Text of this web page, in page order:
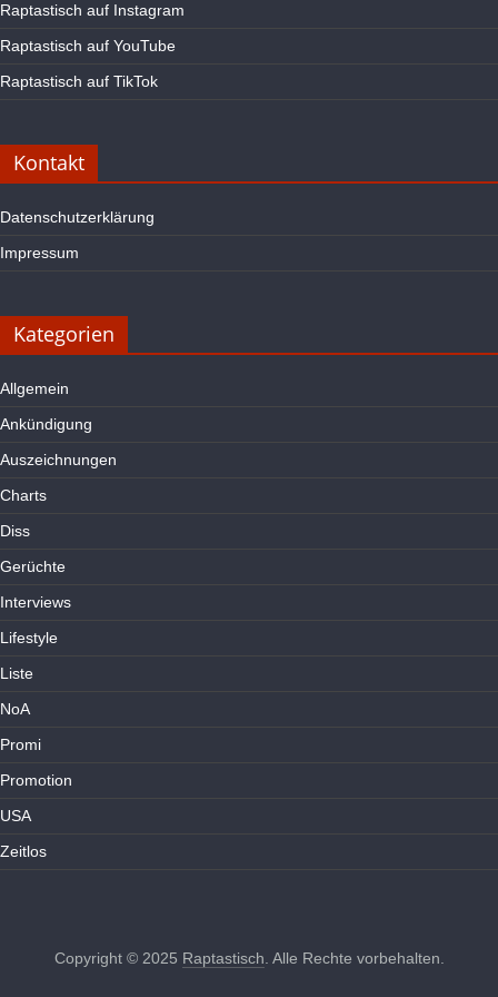
Raptastisch auf Instagram
Raptastisch auf YouTube
Raptastisch auf TikTok
Kontakt
Datenschutzerklärung
Impressum
Kategorien
Allgemein
Ankündigung
Auszeichnungen
Charts
Diss
Gerüchte
Interviews
Lifestyle
Liste
NoA
Promi
Promotion
USA
Zeitlos
Copyright © 2025 Raptastisch . Alle Rechte vorbehalten.